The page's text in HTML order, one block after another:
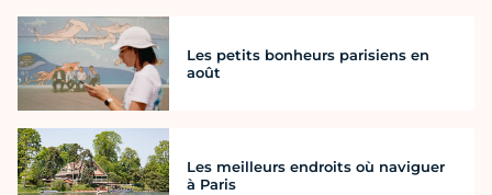
Les petits bonheurs parisiens en
août
Les meilleurs endroits où naviguer
à Paris